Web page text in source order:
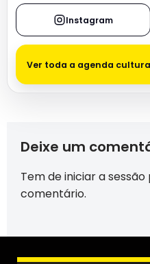
Instagram
Ver toda a agenda
Deixe um
Tem deiniciar a sessão
comentário.